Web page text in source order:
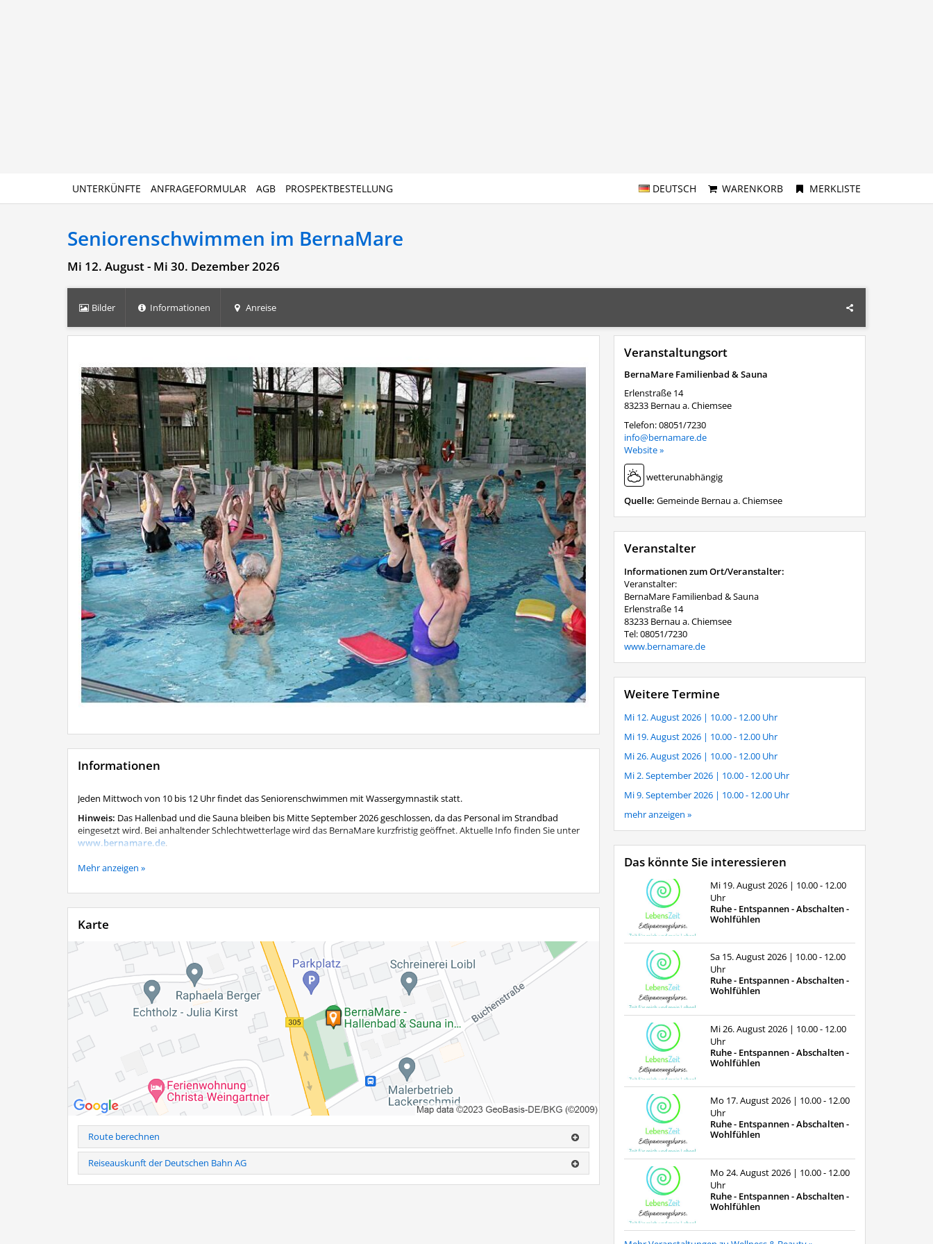
DEUTSCH WARENKORB MERKLISTE
UNTERKÜNFTE ANFRAGEFORMULAR AGB PROSPEKTBESTELLUNG
Seniorenschwimmen im BernaMare
Mi 12. August - Mi 30. Dezember 2026
Bilder Informationen Anreise
Informationen
Jeden Mittwoch von 10 bis 12 Uhr findet das Seniorenschwimmen mit Wassergymnastik statt.
Hinweis: Das Hallenbad und die Sauna bleiben bis Mitte September 2026 geschlossen, da das Personal im Strandbad
eingesetzt wird. Bei anhaltender Schlechtwetterlage wird das BernaMare kurzfristig geöffnet. Aktuelle Info finden Sie unter
www.bernamare.de.
Das Seniorenschwimmen findet trotz der Schließung jeden Mittwoch wie gewohnt statt.
Mehr anzeigen »
Karte
Route berechnen
Reiseauskunft der Deutschen Bahn AG
Veranstaltungsort
BernaMare Familienbad & Sauna
Erlenstraße 14
83233 Bernau a. Chiemsee
Telefon:08051/7230
info@bernamare.de
Website »
wetterunabhängig
Quelle: Gemeinde Bernau a. Chiemsee
Veranstalter
Informationen zum Ort/Veranstalter:
Veranstalter:
BernaMare Familienbad & Sauna
Erlenstraße 14
83233 Bernau a. Chiemsee
Tel: 08051/7230
www.bernamare.de
Weitere Termine
Mi 12. August 2026 | 10.00 - 12.00 Uhr
Mi 19. August 2026 | 10.00 - 12.00 Uhr
Mi 26. August 2026 | 10.00 - 12.00 Uhr
Mi 2. September 2026 | 10.00 - 12.00 Uhr
Mi 9. September 2026 | 10.00 - 12.00 Uhr
mehr anzeigen »
Das könnte Sie interessieren
Mi 19. August 2026 | 10.00 - 12.00
Uhr
Ruhe - Entspannen - Abschalten -
Wohlfühlen
Sa 15. August 2026 | 10.00 - 12.00
Uhr
Ruhe - Entspannen - Abschalten -
Wohlfühlen
Mi 26. August 2026 | 10.00 - 12.00
Uhr
Ruhe - Entspannen - Abschalten -
Wohlfühlen
Mo 17. August 2026 | 10.00 - 12.00
Uhr
Ruhe - Entspannen - Abschalten -
Wohlfühlen
Mo 24. August 2026 | 10.00 - 12.00
Uhr
Ruhe - Entspannen - Abschalten -
Wohlfühlen